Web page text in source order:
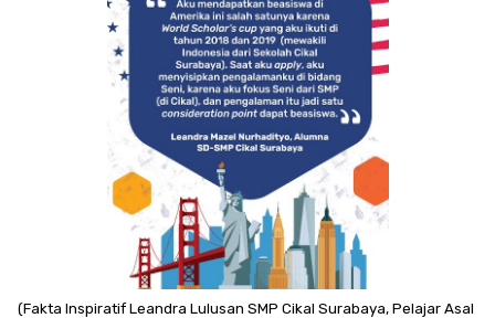
(Fakta Inspiratif Leandra Lulusan SMP Cikal Surabaya, Pelajar Asal